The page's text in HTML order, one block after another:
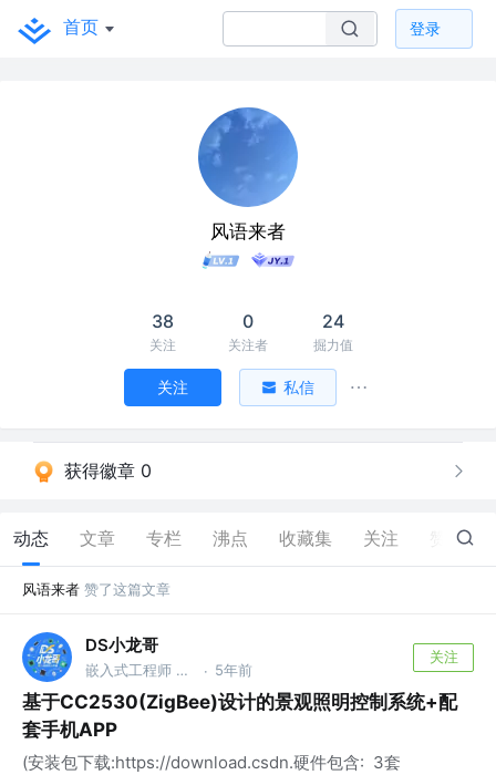
首页 登录
风语来者
38
关注
0
关注者
24
掘力值
关注 私信
获得徽章 0
动态 文章 专栏 沸点 收藏集 关注 232
风语来者 赞了这篇文章
DS小龙哥
嵌入式工程师 @仙鹅科技有限公司 · 5年前
关注
基于CC2530(ZigBee)设计的景观照明控制系统+配
套手机APP
(安装包下载:https://download.csdn.硬件包含: 3套